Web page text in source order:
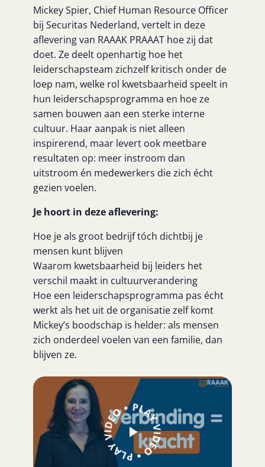
Mickey Spier, Chief Human Resource Officer
bij Securitas Nederland, vertelt in deze
aflevering van RAAAK PRAAAT hoe zij dat
doet. Ze deelt openhartig hoe het
leiderschapsteam zichzelf kritisch onder de
loep nam, welke rol kwetsbaarheid speelt in
hun leiderschapsprogramma en hoe ze
samen bouwen aan een sterke interne
cultuur. Haar aanpak is niet alleen
inspirerend, maar levert ook meetbare
resultaten op: meer instroom dan
uitstroom én medewerkers die zich écht
gezien voelen.
Je hoort in deze aflevering:
Hoe je als groot bedrijf tóch dichtbij je
mensen kunt blijven
Waarom kwetsbaarheid bij leiders het
verschil maakt in cultuurverandering
Hoe een leiderschapsprogramma pas écht
werkt als het uit de organisatie zelf komt
Mickey’s boodschap is helder: als mensen
zich onderdeel voelen van een familie, dan
blijven ze.